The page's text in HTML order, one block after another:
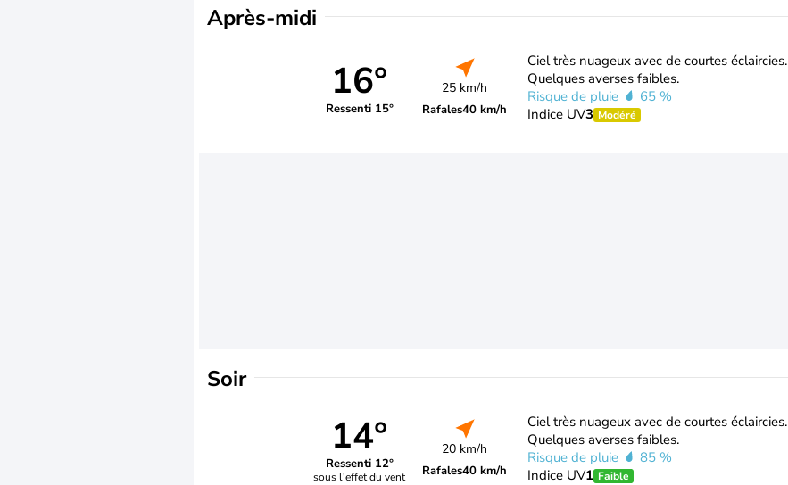
Après-midi
16°
Ressenti 15°
25 km/h
Rafales40 km/h
Ciel très nuageux avec de courtes éclaircies.
Quelques averses faibles.
Risque de pluie
65 %
Indice UV3 Modéré
Soir
14°
Ressenti 12°
sous l'effet du vent
20 km/h
Rafales40 km/h
Ciel très nuageux avec de courtes éclaircies.
Quelques averses faibles.
Risque de pluie
85 %
Indice UV1 Faible